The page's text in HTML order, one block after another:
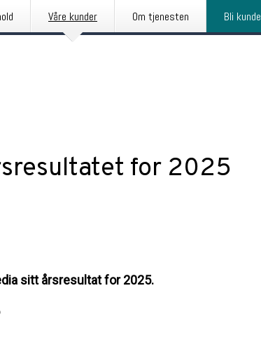
Våre kunder Om tjenesten Bli kunde
for 2025
sitt årsresultat for 2025.